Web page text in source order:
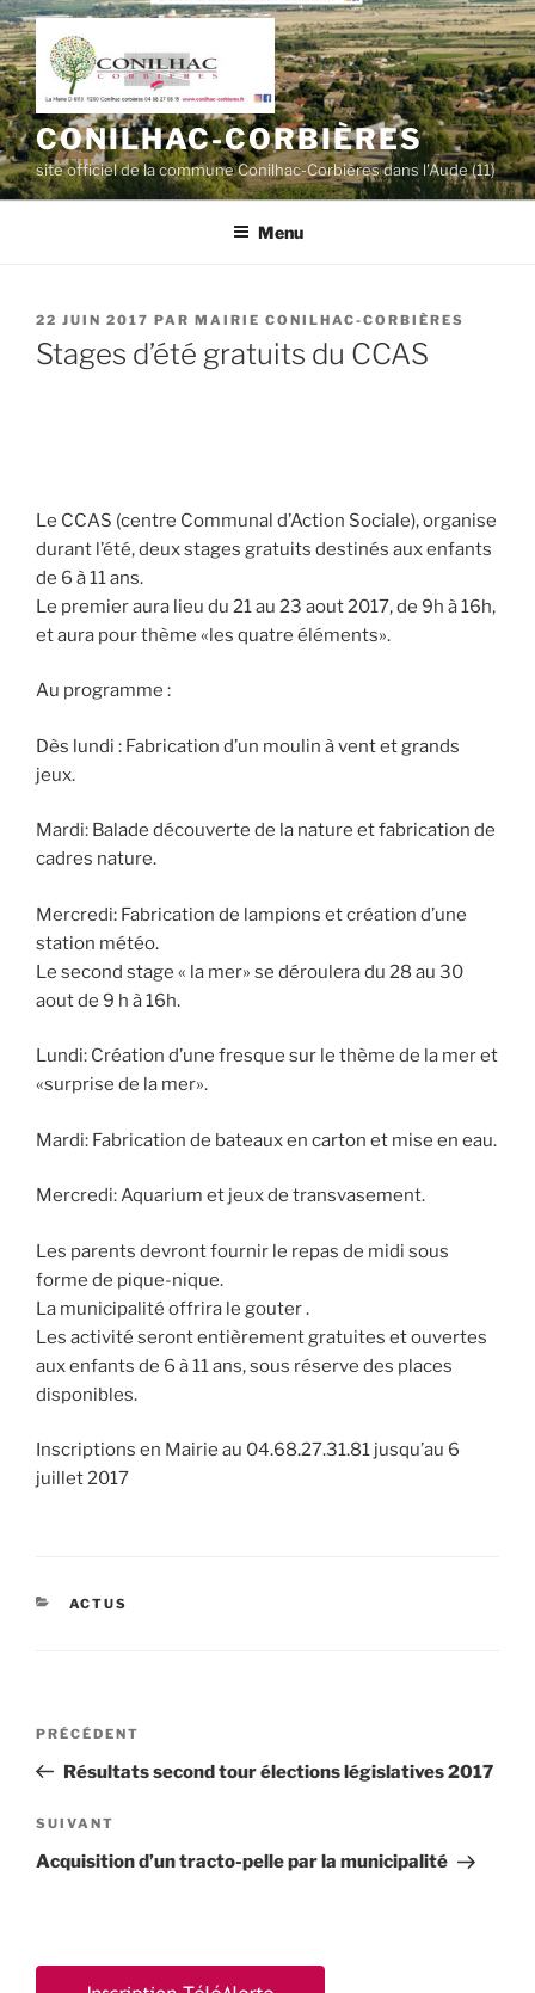
Aller
au
contenu
principal
CONILHAC-CORBIÈRES
site officiel de la commune Conilhac-Corbières dans l'Aude (11)
Menu
PUBLIÉ
LE
22 JUIN 2017 PAR MAIRIE CONILHAC-CORBIÈRES
Stages d’été gratuits du CCAS
Le CCAS (centre Communal d’Action Sociale), organise
durant l’été, deux stages gratuits destinés aux enfants
de 6 à 11 ans.
Le premier aura lieu du 21 au 23 aout 2017, de 9h à 16h,
et aura pour thème «les quatre éléments».
Au programme :
Dès lundi : Fabrication d’un moulin à vent et grands
jeux.
Mardi: Balade découverte de la nature et fabrication de
cadres nature.
Mercredi: Fabrication de lampions et création d’une
station météo.
Le second stage « la mer» se déroulera du 28 au 30
aout de 9 h à 16h.
Lundi: Création d’une fresque sur le thème de la mer et
«surprise de la mer».
Mardi: Fabrication de bateaux en carton et mise en eau.
Mercredi: Aquarium et jeux de transvasement.
Les parents devront fournir le repas de midi sous
forme de pique-nique.
La municipalité offrira le gouter .
Les activité seront entièrement gratuites et ouvertes
aux enfants de 6 à 11 ans, sous réserve des places
disponibles.
Inscriptions en Mairie au 04.68.27.31.81 jusqu’au 6
juillet 2017
CATÉGORIES
ACTUS
Navigation
l’article
Article
précédent
PRÉCÉDENT
Résultats second tour élections législatives 2017
Article
suivant
SUIVANT
Acquisition d’un tracto-pelle par la municipalité